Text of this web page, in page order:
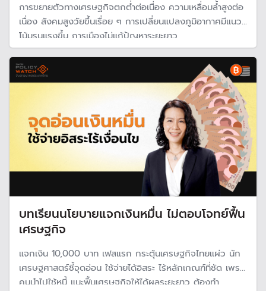
การขยายตัวทางเศรษฐกิจตกต่ำต่อเนื่อง ความเหลื่อมล้ำสูงต่อ
เนื่อง สังคมสูงวัยขึ้นเรื่อย ๆ การเปลี่ยนแปลงภูมิอากาศมีแนว
โน้มรุนแรงขึ้น การเมืองไม่แก้ปัญหาระยะยาว
บทเรียนนโยบายแจกเงินหมื่น ไม่ตอบโจทย์ฟื้น
เศรษฐกิจ
แจกเงิน 10,000 บาท เฟสแรก กระตุ้นเศรษฐกิจไทยแผ่ว นัก
เศรษฐศาสตร์ชี้จุดอ่อน ใช้จ่ายได้อิสระ ไร้หลักเกณฑ์ที่ชัด เพราะ
คนนำไปใช้หนี้ แนะฟื้นเศรษฐกิจให้ได้ผลระยะยาว ต้องทำ